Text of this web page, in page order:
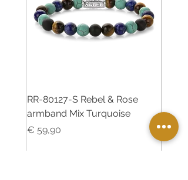
RR-80127-S Rebel & Rose
armband Mix Turquoise
Prijs
€ 59,90
Prijs
€